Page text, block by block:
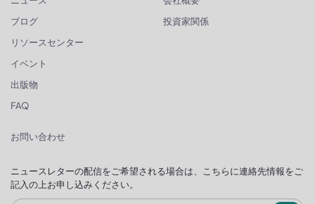
ブログ
リソースセンター
イベント
出版物
FAQ
投資家関係
お問い合わせ
ニュースレターの配信をご希望される場合は、こちらに連絡先情報をご
記入の上お申し込みください。